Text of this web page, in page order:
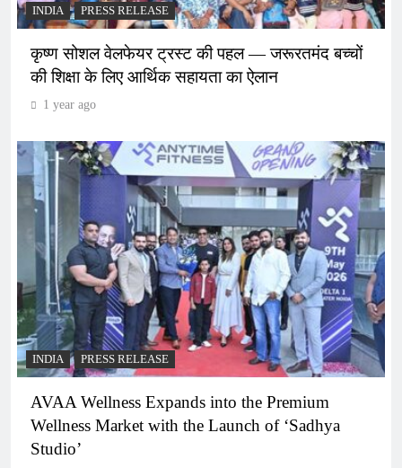
INDIA PRESS RELEASE
कृष्ण सोशल वेलफेयर ट्रस्ट की पहल — जरूरतमंद बच्चों
की शिक्षा के लिए आर्थिक सहायता का ऐलान
1 year ago
INDIA PRESS RELEASE
AVAA Wellness Expands into the Premium
Wellness Market with the Launch of ‘Sadhya
Studio’